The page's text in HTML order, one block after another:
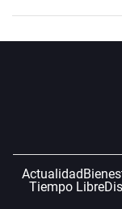
Actualidad
Tiempo Libre